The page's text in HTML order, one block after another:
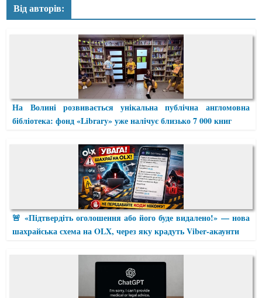
Від авторів:
На Волині розвивається унікальна публічна англомовна
бібліотека: фонд «Library» уже налічує близько 7 000 книг
🚨 «Підтвердіть оголошення або його буде видалено!» — нова
шахрайська схема на OLX, через яку крадуть Viber-акаунти